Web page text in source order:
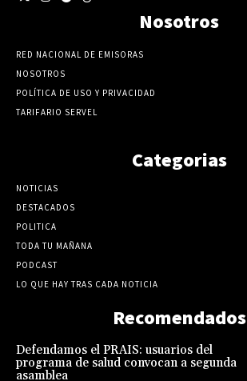
Nosotros
RED NACIONAL DE EMISORAS
NOSOTROS
POLÍTICA DE USO Y PRIVACIDAD
TARIFARIO SERVEL
Categorias
NOTICIAS
DESTACADOS
POLITICA
TODA TU MAÑANA
PODCAST
LO QUE HAY TRAS CADA NOTICIA
Recomendados
Defendamos el PRAIS: usuarios del
programa de salud convocan a segunda
asamblea